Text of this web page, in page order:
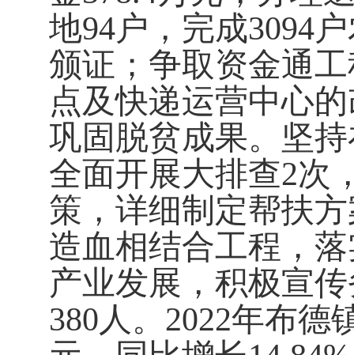
地94户，完成3094
颁证；争取资金通
点及快递运营中心
巩固脱贫成果。坚
全面开展大排查2次
策，详细制定帮扶
造血相结合工程，
产业发展，积极宣
380人。 2022年布德